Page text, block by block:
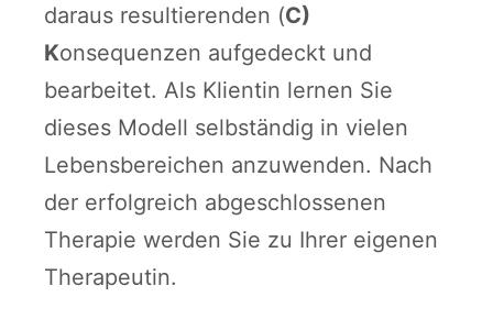
daraus resultierenden (C)
Konsequenzen aufgedeckt und
bearbeitet. Als Klientin lernen Sie
dieses Modell selbständig in vielen
Lebensbereichen anzuwenden. Nach
der erfolgreich abgeschlossenen
Therapie werden Sie zu Ihrer eigenen
Therapeutin.